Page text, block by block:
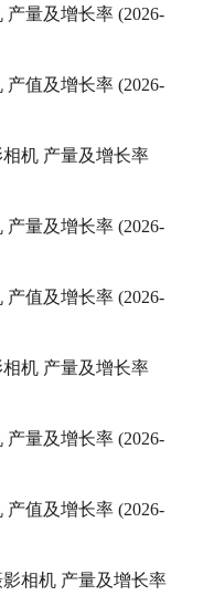
量及增长率 (2026-
值及增长率 (2026-
机 产量及增长率
量及增长率 (2026-
值及增长率 (2026-
机 产量及增长率
产量及增长率 (2026-
产值及增长率 (2026-
相机 产量及增长率